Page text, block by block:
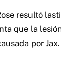
resultó
que la
por Jax.